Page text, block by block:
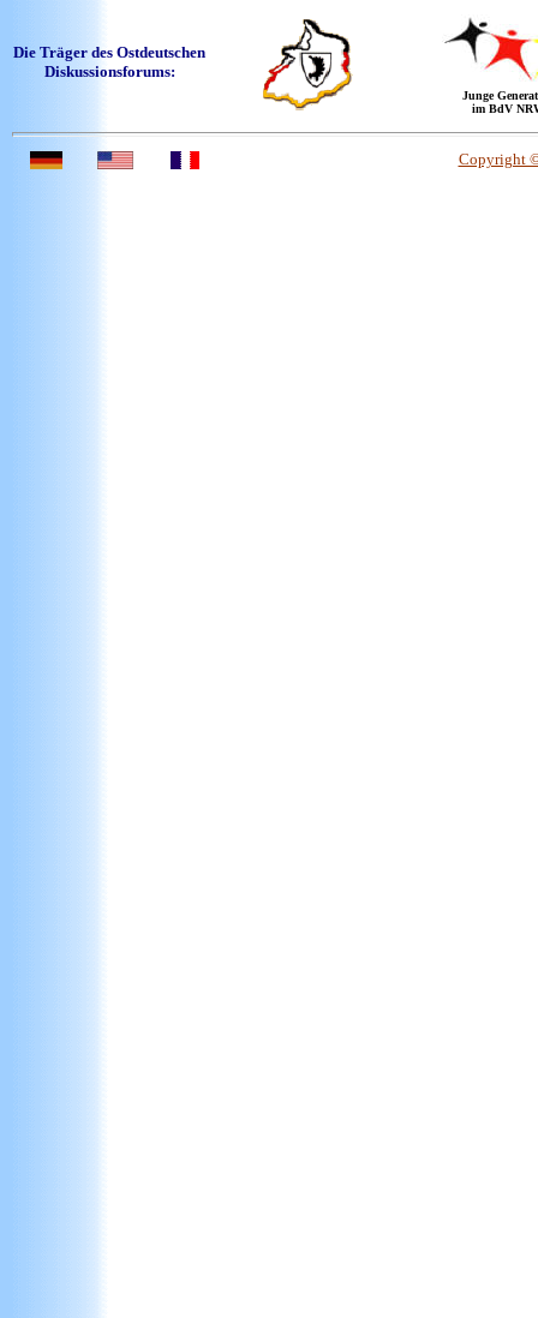
Die Träger des Ostdeutschen
Diskussionsforums:
Junge
im BdV
Copyright